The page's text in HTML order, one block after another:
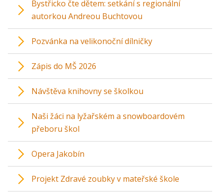
Bystřicko čte dětem: setkání s regionální
autorkou Andreou Buchtovou
Pozvánka na velikonoční dílničky
Zápis do MŠ 2026
Návštěva knihovny se školkou
Naši žáci na lyžařském a snowboardovém
přeboru škol
Opera Jakobín
Projekt Zdravé zoubky v mateřské škole